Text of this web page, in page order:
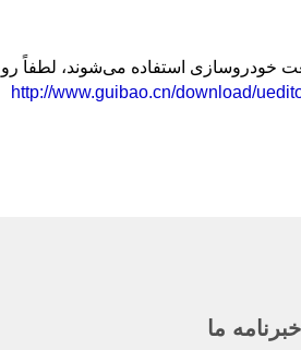
http://www.guibao.cn/download/
خبرنامه ما